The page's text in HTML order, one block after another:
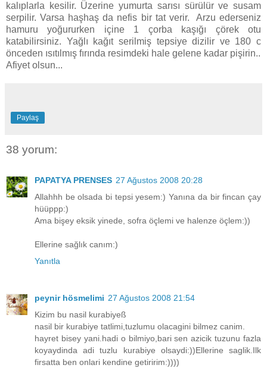
kalıplarla kesilir. Üzerine yumurta sarısı sürülür ve susam
serpilir. Varsa haşhaş da nefis bir tat verir. Arzu ederseniz
hamuru yoğururken içine 1 çorba kaşığı çörek otu
katabilirsiniz. Yağlı kağıt serilmiş tepsiye dizilir ve 180 c
önceden ısıtılmış fırında resimdeki hale gelene kadar pişirin..
Afiyet olsun...
Paylaş
38 yorum:
PAPATYA PRENSES 27 Ağustos 2008 20:28
Allahhh be olsada bi tepsi yesem:) Yanına da bir fincan çay
hüüppp:)
Ama bişey eksik yinede, sofra öçlemi ve halenze öçlem:))
Ellerine sağlık canım:)
Yanıtla
peynir hösmelimi 27 Ağustos 2008 21:54
Kizim bu nasil kurabiyeß
nasil bir kurabiye tatlimi,tuzlumu olacagini bilmez canim.
hayret bisey yani.hadi o bilmiyo,bari sen azicik tuzunu fazla
koyaydinda adi tuzlu kurabiye olsaydi:))Ellerine saglik.Ilk
firsatta ben onlari kendine getiririm:))))